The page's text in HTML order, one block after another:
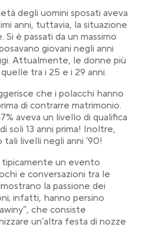
degli uomini sposati aveva
anni, tuttavia, la situazione
è passati da un massimo
giovani negli anni
Attualmente, le donne più
tra i 25 e i 29 anni.
che i polacchi hanno
di contrarre matrimonio.
aveva un livello di qualifica
soli 13 anni prima! Inoltre,
livelli negli anni ’90!
un evento
e conversazioni tra le
la passione dei
infatti, hanno persino
che consiste
un’altra festa di nozze